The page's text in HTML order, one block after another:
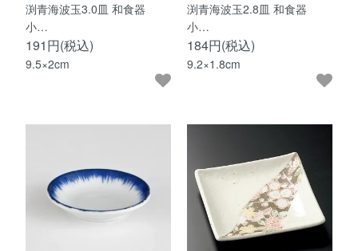
渕青海波玉3.0皿 和食器
小…
191円(税込)
9.5×2cm
渕青海波玉2.8皿 和食器
小…
184円(税込)
9.2×1.8cm